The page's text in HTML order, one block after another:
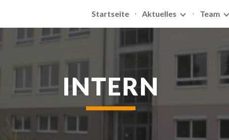
Skip to navigation
Startseite Aktuelles Team
INTERN